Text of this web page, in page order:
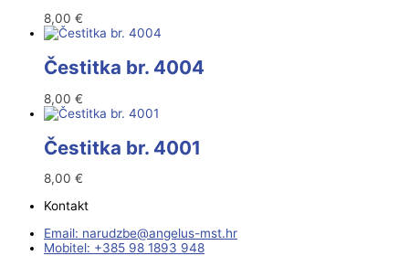
8,00 €
Čestitka br. 4004
8,00 €
Čestitka br. 4001
8,00 €
Kontakt
Email:
rh.tsm-sulegna
@ebzduran
Mobitel: +385 98 1893 948